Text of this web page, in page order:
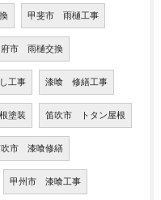
甲斐市 雨樋工事
府市 雨樋交換
工事 漆喰 修繕工事
塗装 笛吹市 トタン屋根
吹市 漆喰修繕
甲州市 漆喰工事